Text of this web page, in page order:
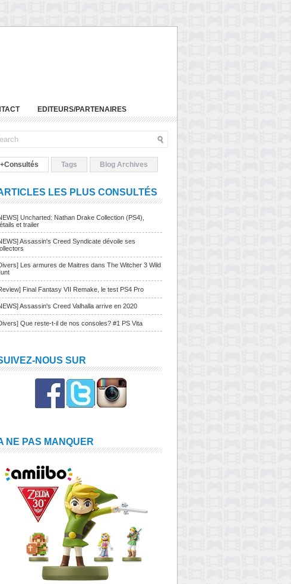
EDITEURS/PARTENAIRES
+Consultés Tags Blog Archives
LES PLUS CONSULTÉS
Uncharted: Nathan Drake Collection (PS4),
et trailer
Assassin's Creed Syndicate dévoile ses
Les armures de Maitres dans The Witcher 3 Wild
Final Fantasy VII Remake, le test PS4 Pro
Assassin's Creed Valhalla arrive en 2020
Que reste-t-il de nos consoles? #1 PS Vita
NOUS SUR
NE PAS MANQUER